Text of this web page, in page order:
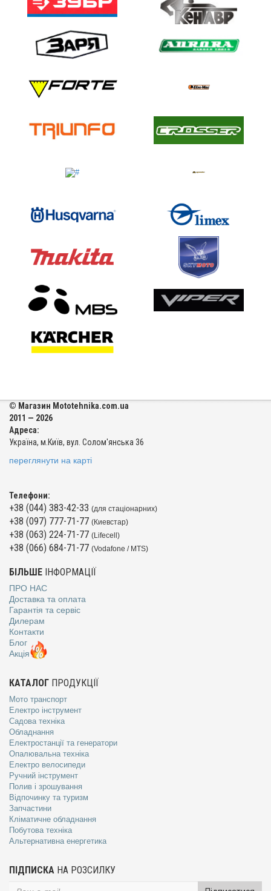
© Магазин Mototehnika.com.ua
2011 — 2026
Адреса:
Україна, м.Київ, вул. Солом'янська 36
переглянути на карті
Телефони:
+38 (044) 383-42-33 (для стаціонарних)
+38 (097) 777-71-77 (Киевстар)
+38 (063) 224-71-77 (Lifecell)
+38 (066) 684-71-77 (Vodafone / MTS)
БІЛЬШЕ ІНФОРМАЦІЇ
ПРО НАС
Доставка та оплата
Гарантія та сервіс
Дилерам
Контакти
Блог
Акція
КАТАЛОГ ПРОДУКЦІЇ
Мото транспорт
Електро інструмент
Садова техніка
Обладнання
Електростанції та генератори
Опалювальна техніка
Електро велосипеди
Ручний інструмент
Полив і зрошування
Відпочинку та туризм
Запчастини
Кліматичне обладнання
Побутова техніка
Альтернативна енергетика
ПІДПИСКА НА РОЗСИЛКУ